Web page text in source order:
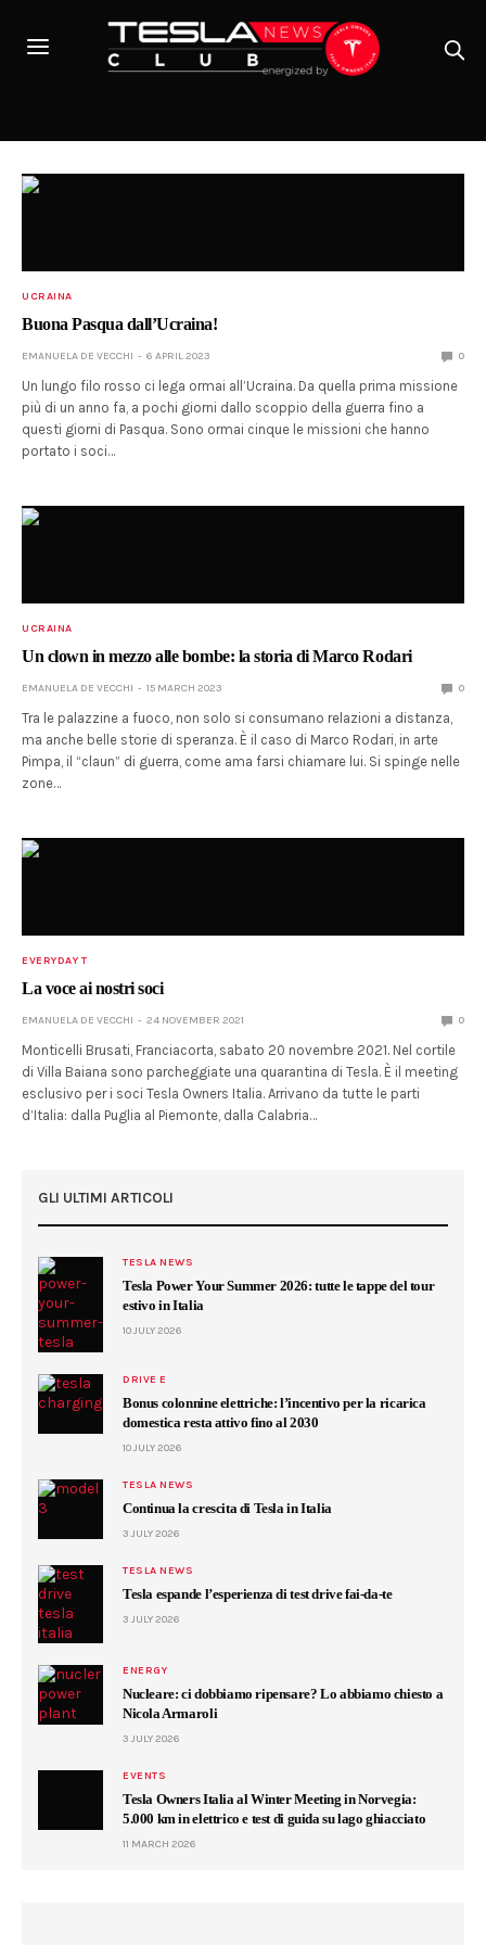
UCRAINA
Buona Pasqua dall’Ucraina!
EMANUELA DE VECCHI 6 APRIL 2023 0
Un lungo filo rosso ci lega ormai all’Ucraina. Da quella prima missione
più di un anno fa, a pochi giorni dallo scoppio della guerra fino a
questi giorni di Pasqua. Sono ormai cinque le missioni che hanno
portato i soci…
UCRAINA
Un clown in mezzo alle bombe: la storia di Marco Rodari
EMANUELA DE VECCHI 15 MARCH 2023 0
Tra le palazzine a fuoco, non solo si consumano relazioni a distanza,
ma anche belle storie di speranza. È il caso di Marco Rodari, in arte
Pimpa, il “claun” di guerra, come ama farsi chiamare lui. Si spinge nelle
zone…
EVERYDAY T
La voce ai nostri soci
EMANUELA DE VECCHI 24 NOVEMBER 2021 0
Monticelli Brusati, Franciacorta, sabato 20 novembre 2021. Nel cortile
di Villa Baiana sono parcheggiate una quarantina di Tesla. È il meeting
esclusivo per i soci Tesla Owners Italia. Arrivano da tutte le parti
d’Italia: dalla Puglia al Piemonte, dalla Calabria…
GLI ULTIMI ARTICOLI
TESLA NEWS
Tesla Power Your Summer 2026: tutte le tappe del tour
estivo in Italia
10 JULY 2026
DRIVE E
Bonus colonnine elettriche: l’incentivo per la ricarica
domestica resta attivo fino al 2030
10 JULY 2026
TESLA NEWS
Continua la crescita di Tesla in Italia
3 JULY 2026
TESLA NEWS
Tesla espande l’esperienza di test drive fai-da-te
3 JULY 2026
ENERGY
Nucleare: ci dobbiamo ripensare? Lo abbiamo chiesto a
Nicola Armaroli
3 JULY 2026
EVENTS
Tesla Owners Italia al Winter Meeting in Norvegia:
5.000 km in elettrico e test di guida su lago ghiacciato
11 MARCH 2026